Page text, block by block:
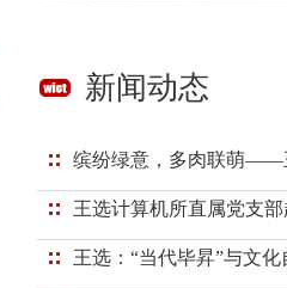
新闻动态
缤纷绿意，多肉联萌——
王选计算机所直属党支
王选：“当代毕昇”与文化